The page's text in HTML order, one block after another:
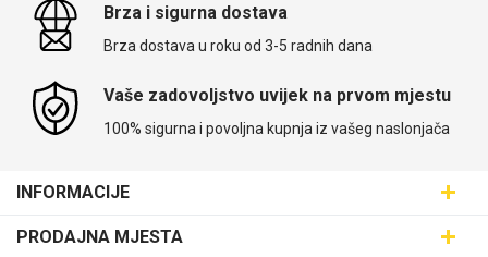
Brza i sigurna dostava
Brza dostava u roku od 3-5 radnih dana
Vaše zadovoljstvo uvijek na prvom mjestu
100% sigurna i povoljna kupnja iz vašeg naslonjača
INFORMACIJE
SVIJET MASKICA d.o.o.
PRODAJNA MJESTA